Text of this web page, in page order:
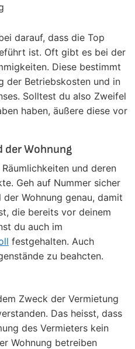
darauf, dass die Top
ist. Oft gibt es bei der
Diese bestimmt
der Betriebskosten und in
Solltest du also Zweifel
haben, äußere diese vor
der Wohnung
und deren
Geh auf Nummer sicher
Wohnung genau, damit
die bereits vor deinem
du auch im
festgehalten. Auch
zu beahcten.
Zweck der Vermietung
Das heisst, dass
des Vermieters kein
Wohnung betreiben